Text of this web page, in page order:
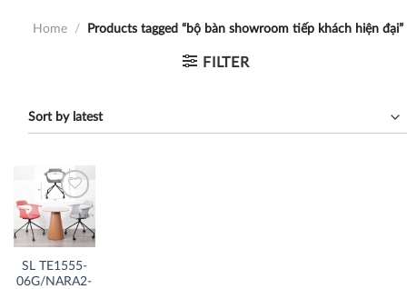
Home / Products tagged “bộ bàn showroom tiếp khách hiện đại”
FILTER
Thích
SL TE1555-
06G/NARA2-